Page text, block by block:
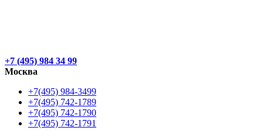
+7 (495) 984 34 99
Москва
+7(495) 984-3499
+7(495) 742-1789
+7(495) 742-1790
+7(495) 742-1791